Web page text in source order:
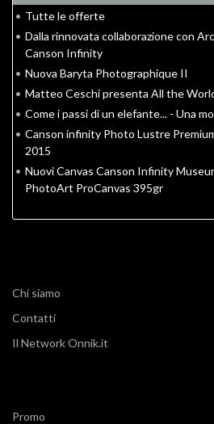
• Tutte le offerte
• Dalla rinnovata collaborazione con
Canson Infinity
• Nuova Baryta Photographique II
• Matteo Ceschi presenta All the
• Come i passi di un elefante... - Una
• Canson infinity Photo Lustre
2015
• Nuovi Canvas Canson Infinity
PhotoArt ProCanvas 395gr
Chi siamo
Contatti
Il Network Onnik.it
Promo